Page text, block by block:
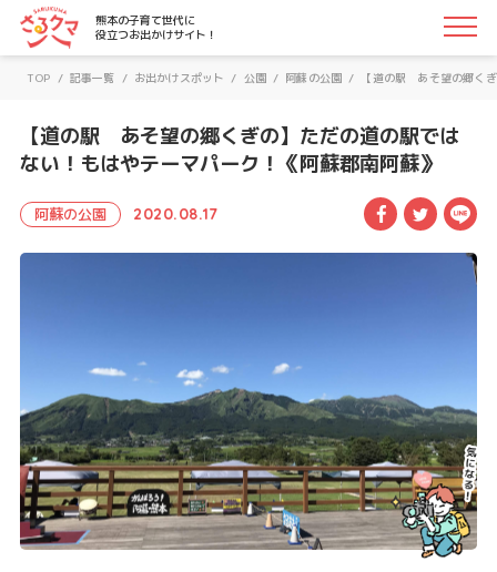
さるクマ-さるこう、熊本-｜熊本の子育て世代に役立つお
熊本の子育て世代に
役立つお出かけサイト！
TOP / 記事一覧 / お出かけスポット / 公園 / 阿蘇の公園 / 【道の駅 あそ望の郷く
【道の駅 あそ望の郷くぎの】ただの道の駅では
ない！もはやテーマパーク！《阿蘇郡南阿蘇》
阿蘇の公園 2020.08.17 Facebook